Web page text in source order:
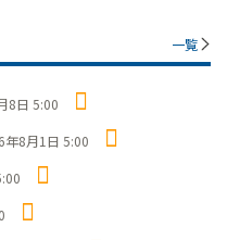
一覧
8日 5:00
年8月1日 5:00